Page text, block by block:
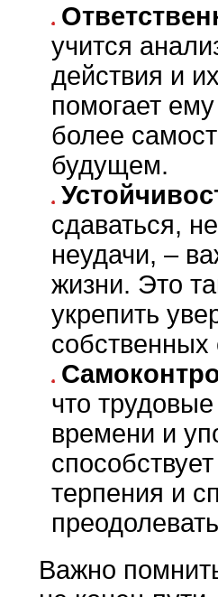
учится
действия и
помогает
более
будущем.
сдаваться,
неудачи, –
жизни. Это
укрепить
собственных
что
времени и
терпения и
Важно